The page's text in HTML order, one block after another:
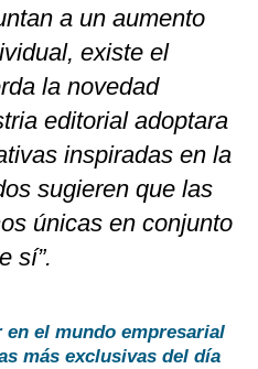
a un aumento
existe el
la novedad
editorial adoptara
inspiradas en la
sugieren que las
únicas en conjunto
sí”.
en el mundo empresarial
más exclusivas del día